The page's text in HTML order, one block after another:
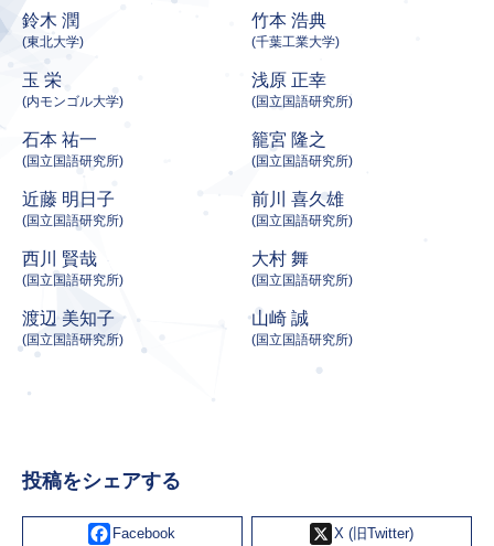
鈴木 潤
(東北大学)
竹本 浩典
(千葉工業大学)
玉 栄
(内モンゴル大学)
浅原 正幸
(国立国語研究所)
石本 祐一
(国立国語研究所)
籠宮 隆之
(国立国語研究所)
近藤 明日子
(国立国語研究所)
前川 喜久雄
(国立国語研究所)
西川 賢哉
(国立国語研究所)
大村 舞
(国立国語研究所)
渡辺 美知子
(国立国語研究所)
山崎 誠
(国立国語研究所)
投稿をシェアする
Facebook X